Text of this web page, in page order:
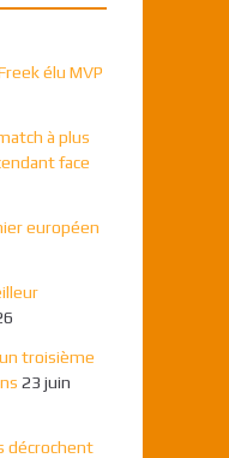
élu MVP
à plus
face
européen
troisième
23 juin
décrochent